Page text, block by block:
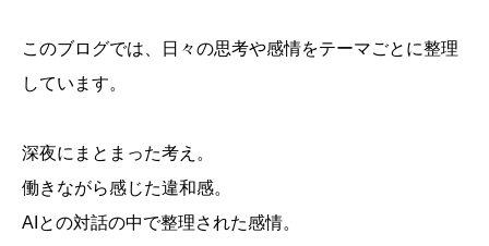
このブログでは、日々の思考や感情をテーマごとに整理
しています。
深夜にまとまった考え。
働きながら感じた違和感。
AIとの対話の中で整理された感情。